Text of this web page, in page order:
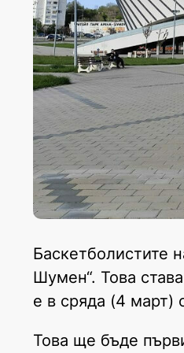
Баскетболистите
Шумен“. Това
е в сряда (4 март)
Това ще бъде